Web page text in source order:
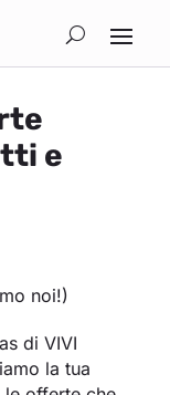
e
noi!)
di VIVI
la tua